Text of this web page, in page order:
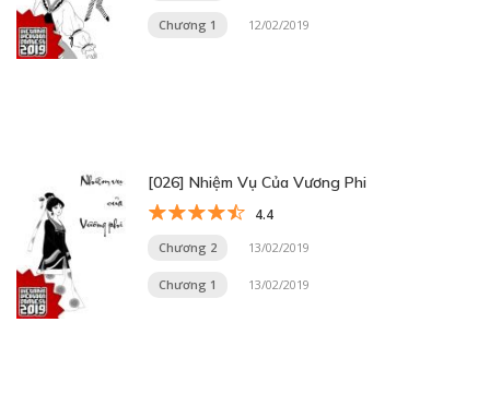
Chương 1 12/02/2019
[026] Nhiệm Vụ Của Vương Phi
4.4
Chương 2 13/02/2019
Chương 1 13/02/2019